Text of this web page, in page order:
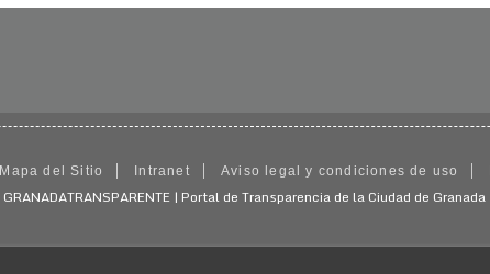
Mapa del Sitio Intranet Aviso legal y condiciones de uso
GRANADATRANSPARENTE | Portal de Transparencia de la Ciudad de Granada